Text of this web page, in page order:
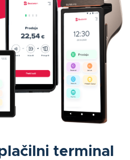
terminal